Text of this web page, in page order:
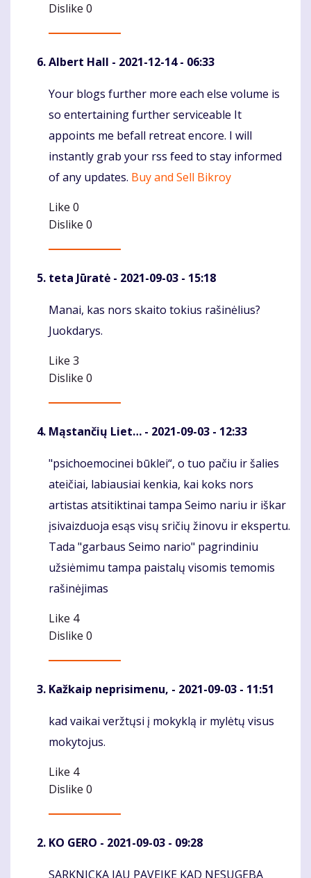
Dislike 0
Albert Hall - 2021-12-14 - 06:33
Komentaras
Your blogs further more each else volume is
so entertaining further serviceable It
appoints me befall retreat encore. I will
instantly grab your rss feed to stay informed
of any updates. Buy and Sell Bikroy
Like 0
Dislike 0
teta Jūratė - 2021-09-03 - 15:18
Komentaras
Manai, kas nors skaito tokius rašinėlius?
Juokdarys.
Like 3
Dislike 0
Mąstančių Liet… - 2021-09-03 - 12:33
Komentaras
"psichoemocinei būklei“, o tuo pačiu ir šalies
ateičiai, labiausiai kenkia, kai koks nors
artistas atsitiktinai tampa Seimo nariu ir iškar
įsivaizduoja esąs visų sričių žinovu ir ekspertu.
Tada "garbaus Seimo nario" pagrindiniu
užsiėmimu tampa paistalų visomis temomis
rašinėjimas
Like 4
Dislike 0
Kažkaip neprisimenu, - 2021-09-03 - 11:51
Komentaras
kad vaikai veržtųsi į mokyklą ir mylėtų visus
mokytojus.
Like 4
Dislike 0
KO GERO - 2021-09-03 - 09:28
SARKNICKA JAU PAVEIKE KAD NESUGEBA